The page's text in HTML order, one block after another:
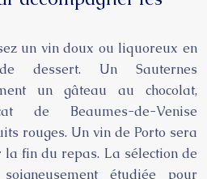
un vin doux ou liquoreux en
dessert. Un Sauternes
un gâteau au chocolat,
de Beaumes-de-Venise
rouges. Un vin de Porto sera
fin du repas. La sélection de
étudiée pour